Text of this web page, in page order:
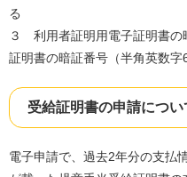
る
３ 利用者証明用電子証明書の
証明書の暗証番号（半角英数字
受給証明書の申請につい
電子申請で、過去2年分の支払